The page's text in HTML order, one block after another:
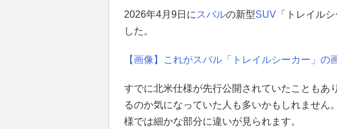
2026年4月9日に スバルの新型SUV 「トレイル
した。
【画像】これがスバル「トレイルシーカー」の
すでに北米仕様が先行公開されていたこともあ
るのか気になっていた人も多いかもしれません
様では細かな部分に違いが見られます。